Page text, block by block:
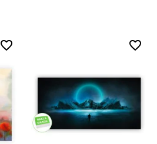
favorite_border favorite_border